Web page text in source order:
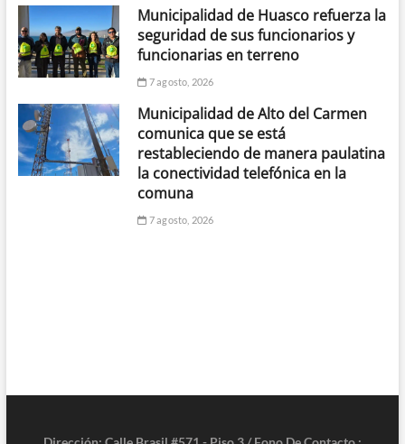
Municipalidad de Huasco refuerza la
seguridad de sus funcionarios y
funcionarias en terreno
7 agosto, 2026
Municipalidad de Alto del Carmen
comunica que se está
restableciendo de manera paulatina
la conectividad telefónica en la
comuna
7 agosto, 2026